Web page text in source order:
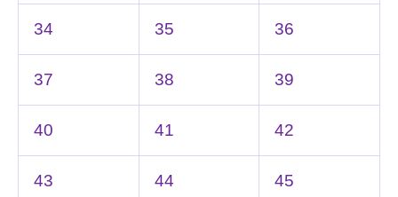
34 35 36
37 38 39
40 41 42
43 44 45